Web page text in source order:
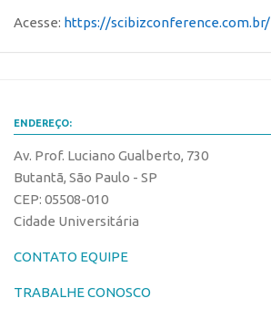
Edição 2017
Inovação em Números
Marcas
Softwares
Desenho Industrial
Buscar Anterioridade
Acesse: https://scibizconference.com.br/
ENDEREÇO:
Av. Prof. Luciano Gualberto, 730
Butantã, São Paulo - SP
CEP: 05508-010
Cidade Universitária
CONTATO EQUIPE
TRABALHE CONOSCO